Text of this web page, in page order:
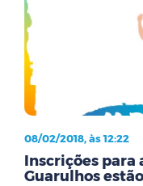
08/02/2018, às 12:22
Inscrições para
Guarulhos